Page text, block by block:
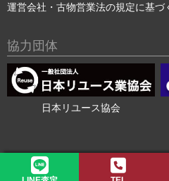
運営会社・古物営業法の規定に基づ
協力団体
日本リユース協会
2015-2026 © 色石・